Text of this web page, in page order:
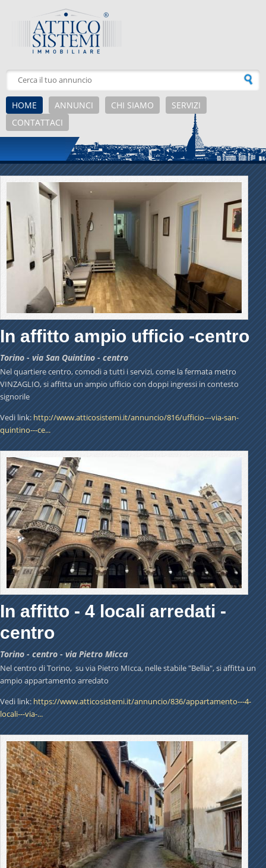
HOME ANNUNCI CHI SIAMO
SERVIZI
CONTATTACI
In affitto ampio ufficio -centro
Torino - via San Quintino - centro
Nel quartiere centro, comodi a tutti i servizi, come la fermata metro
VINZAGLIO, si affitta un ampio ufficio con doppi ingressi in contesto
signorile
Vedi link:http://www.atticosistemi.it/annuncio/816/ufficio---via-san-
quintino---ce...
In affitto - 4 locali arredati -
centro
Torino - centro - via Pietro Micca
Nel centro di Torino, su via Pietro MIcca, nelle stabile "Bellia", si affitta un
ampio appartamento arredato
Vedi link:https://www.atticosistemi.it/annuncio/836/appartamento---4-
locali---via-...